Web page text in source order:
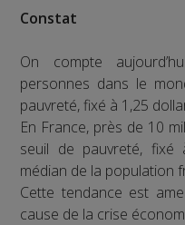
Constat
On compte
personnes dans le
pauvreté, fixé à 1,25
En France, près de 10
seuil de pauvreté,
médian de la population
Cette tendance est
cause de la crise